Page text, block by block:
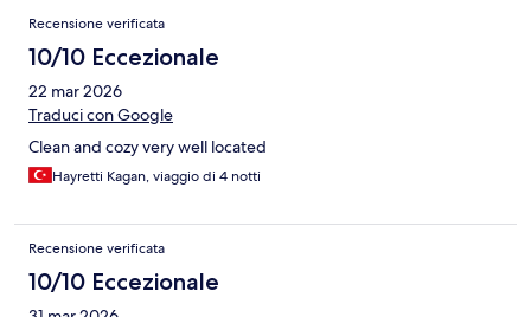
Recensione verificata
10/10 Eccezionale
22 mar 2026
Traduci con Google
Clean and cozy very well located
Hayretti Kagan, viaggio di 4 notti
Recensione verificata
10/10 Eccezionale